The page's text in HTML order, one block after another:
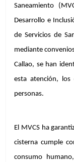
Saneamiento
Desarrollo e
de Servicios de
mediante
Callao, se han
esta atención, los
personas.
El MVCS ha
cisterna cumple
consumo